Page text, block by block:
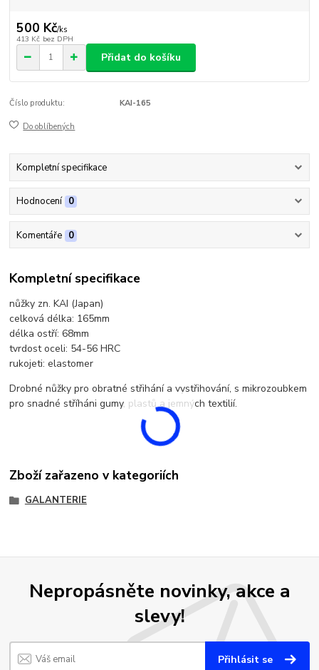
500 Kč/ks
413 Kč bez DPH
Přidat do košíku
Číslo produktu: KAI-165
Do oblíbených
Kompletní specifikace
Hodnocení 0
Komentáře 0
Kompletní specifikace
nůžky zn. KAI (Japan)
celková délka: 165mm
délka ostří: 68mm
tvrdost oceli: 54-56 HRC
rukojeti: elastomer
Drobné nůžky pro obratné střihání a vystřihování, s mikrozoubkem
pro snadné stříháni gumy, plastů a jemných textilií.
Zboží zařazeno v kategoriích
GALANTERIE
Nepropásněte novinky, akce a
slevy!
Přihlásit se